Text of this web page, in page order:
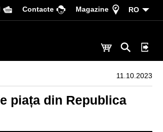
Сontacte Magazine RO
11.10.2023
piața din Republica